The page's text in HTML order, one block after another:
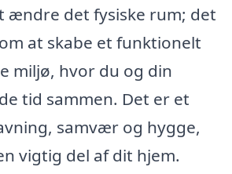
ændre det fysiske rum; det
at skabe et funktionelt
miljø, hvor du og din
tid sammen. Det er et
samvær og hygge,
vigtig del af dit hjem.